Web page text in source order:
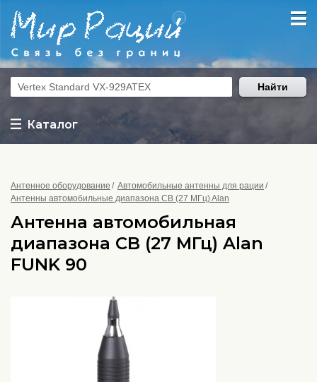
Каталог
Найти
Антенное оборудование
Автомобильные антенны для рации
Антенны автомобильные диапазона CB (27 МГц) Alan
Антенна автомобильная
диапазона CB (27 МГц) Alan
FUNK 90